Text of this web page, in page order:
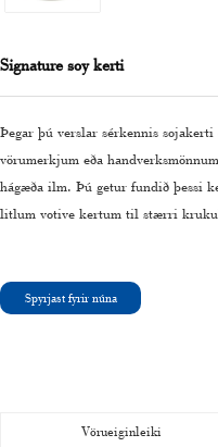
Signature soy kerti
Þegar þú verslar sérkennis
vörumerkjum eða
hágæða ilm. Þú getur fundið þessi
litlum votive kertum til stærri
Spyrjast fyrir núna
Vörueiginleiki